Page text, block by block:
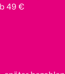
49 €